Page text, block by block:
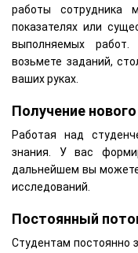
работы сотрудника
показателях или
выполняемых
возьмете заданий,
ваших руках.
Получение
Работая над
знания. У вас
дальнейшем вы
исследований.
Постоянный
Студентам постоянно